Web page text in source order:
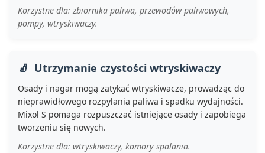
Korzystne dla: zbiornika paliwa, przewodów paliwowych,
pompy, wtryskiwaczy.
Utrzymanie czystości wtryskiwaczy
Osady i nagar mogą zatykać wtryskiwacze, prowadząc do
nieprawidłowego rozpylania paliwa i spadku wydajności.
Mixol S pomaga rozpuszczać istniejące osady i zapobiega
tworzeniu się nowych.
Korzystne dla: wtryskiwaczy, komory spalania.